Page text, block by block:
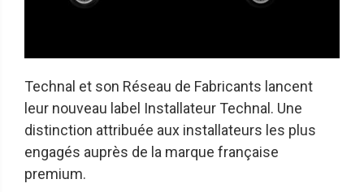
Technal et son Réseau de Fabricants lancent
leur nouveau label Installateur Technal. Une
distinction attribuée aux installateurs les plus
engagés auprès de la marque française
premium.